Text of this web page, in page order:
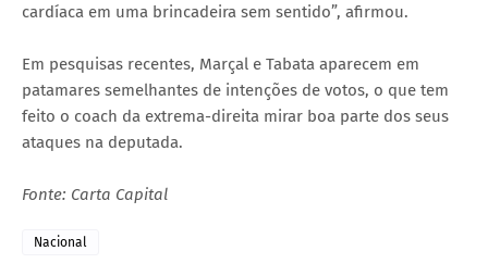
cardíaca em uma brincadeira sem sentido”, afirmou.
Em pesquisas recentes, Marçal e Tabata aparecem em
patamares semelhantes de intenções de votos, o que tem
feito o coach da extrema-direita mirar boa parte dos seus
ataques na deputada.
Fonte: Carta Capital
Nacional